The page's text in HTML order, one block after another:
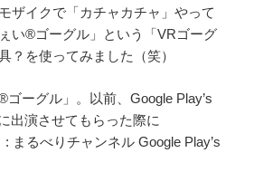
ザイクで「カチャカチャ」やって
い®ゴーグル」という「VRゴーグ
？を使ってみました（笑）
ーグル」。以前、Google Play’s
出演させてもらった際に
まるべりチャンネル Google Play’s